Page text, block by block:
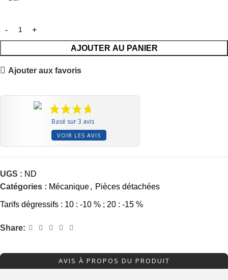
AJOUTER AU PANIER
Ajouter aux favoris
Basé sur 3 avis
VOIR LES AVIS
UGS : ND
Catégories : Mécanique, Pièces détachées
Tarifs dégressifs : 10 : -10 % ; 20 : -15 %
Share:
AVIS À PROPOS DU PRODUIT